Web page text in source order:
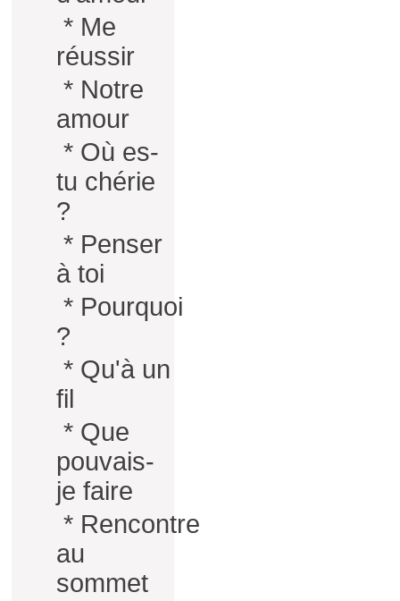
* Me
réussir
* Notre
amour
* Où es-
tu chérie
?
* Penser
à toi
* Pourquoi
?
* Qu'à un
fil
* Que
pouvais-
je faire
* Rencontre
au
sommet